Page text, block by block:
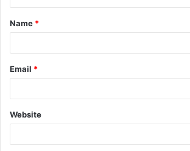
Name *
Email *
Website